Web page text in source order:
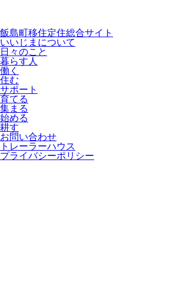
飯島町移住定住総合サイト
いいじまについて
日々のこと
暮らす人
働く
住む
サポート
育てる
集まる
始める
耕す
お問い合わせ
トレーラーハウス
プライバシーポリシー